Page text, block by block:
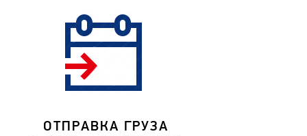
ОТПРАВКА ГРУЗА